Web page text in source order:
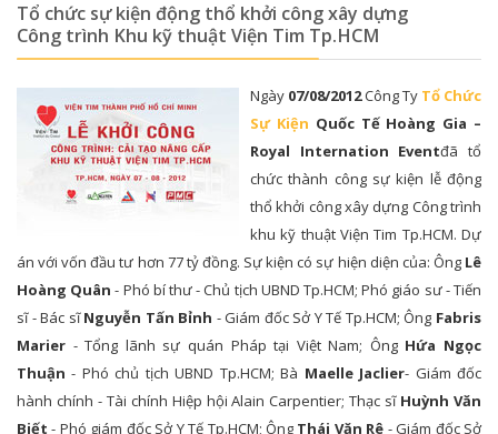
Tổ chức sự kiện động thổ khởi công xây dựng
Công trình Khu kỹ thuật Viện Tim Tp.HCM
Ngày 07/08/2012Công Ty Tổ Chức
Sự Kiện Quốc Tế Hoàng Gia –
Royal Internation Eventđã tổ
chức thành công sự kiện lễ động
thổ khởi công xây dựng Công trình
khu kỹ thuật Viện Tim Tp.HCM. Dự
án với vốn đầu tư hơn 77 tỷ đồng. Sự kiện có sự hiện diện của: Ông Lê
Hoàng Quân - Phó bí thư - Chủ tịch UBND Tp.HCM; Phó giáo sư - Tiến
sĩ - Bác sĩNguyễn Tấn Bỉnh - Giám đốc Sở Y Tế Tp.HCM; Ông Fabris
Marier - Tổng lãnh sự quán Pháp tại Việt Nam; Ông Hứa Ngọc
Thuận - Phó chủ tịch UBND Tp.HCM; Bà Maelle Jaclier- Giám đốc
hành chính - Tài chính Hiệp hội Alain Carpentier; Thạc sĩ Huỳnh Văn
Biết - Phó giám đốc Sở Y Tế Tp.HCM; Ông Thái Văn Rê - Giám đốc Sở